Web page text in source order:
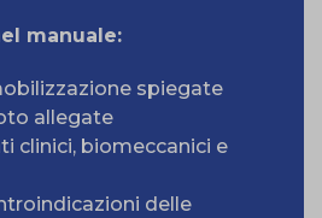
manuale:
spiegate
allegate
clinici, biomeccanici e
delle